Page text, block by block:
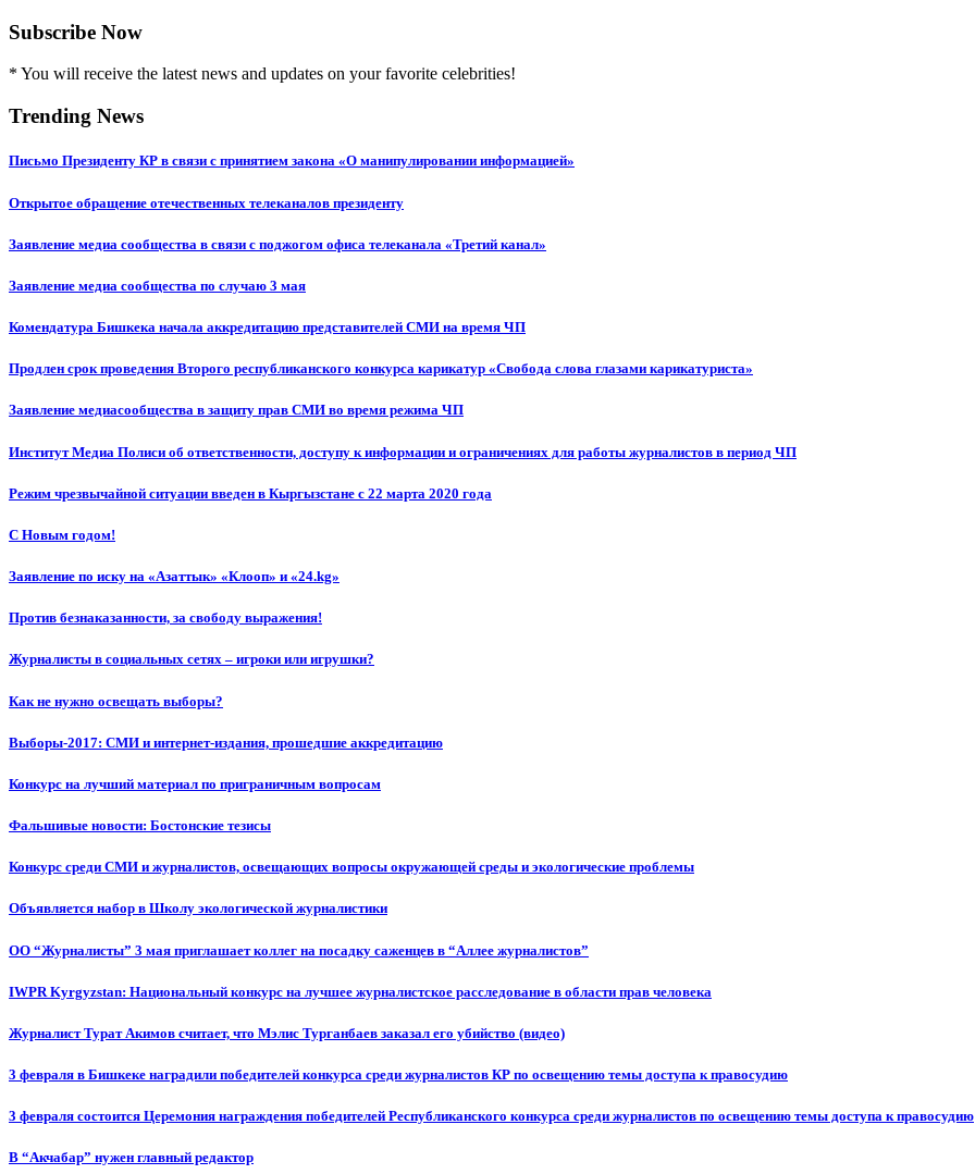
Subscribe Now
* You will receive the latest news and updates on your favorite celebrities!
Trending News
Письмо Президенту КР в связи с принятием закона «О манипулировании информацией»
Открытое обращение отечественных телеканалов президенту
Заявление медиа сообщества в связи с поджогом офиса телеканала «Третий канал»
Заявление медиа сообщества по случаю 3 мая
Комендатура Бишкека начала аккредитацию представителей СМИ на время ЧП
Продлен срок проведения Второго республиканского конкурса карикатур «Свобода слова глазами карикатуриста»
Заявление медиасообщества в защиту прав СМИ во время режима ЧП
Институт Медиа Полиси об ответственности, доступу к информации и ограничениях для работы журналистов в период ЧП
Режим чрезвычайной ситуации введен в Кыргызстане с 22 марта 2020 года
С Новым годом!
Заявление по иску на «Азаттык» «Клооп» и «24.kg»
Против безнаказанности, за свободу выражения!
Журналисты в социальных сетях – игроки или игрушки?
Как не нужно освещать выборы?
Выборы-2017: СМИ и интернет-издания, прошедшие аккредитацию
Конкурс на лучший материал по приграничным вопросам
Фальшивые новости: Бостонские тезисы
Конкурс среди СМИ и журналистов, освещающих вопросы окружающей среды и экологические проблемы
Объявляется набор в Школу экологической журналистики
ОО “Журналисты” 3 мая приглашает коллег на посадку саженцев в “Аллее журналистов”
IWPR Kyrgyzstan: Национальный конкурс на лучшее журналистское расследование в области прав человека
Журналист Турат Акимов считает, что Мэлис Турганбаев заказал его убийство (видео)
3 февраля в Бишкеке наградили победителей конкурса среди журналистов КР по освещению темы доступа к правосудию
3 февраля состоится Церемония награждения победителей Республиканского конкурса среди журналистов по освещению темы доступа к правосудию
В “Акчабар” нужен главный редактор